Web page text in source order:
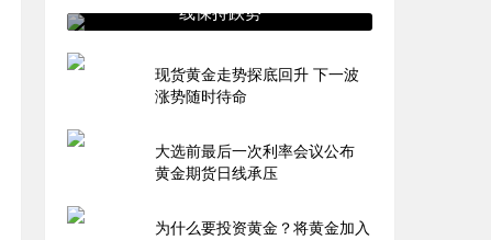
线保持跌势
现货黄金走势探底回升 下一波
涨势随时待命
大选前最后一次利率会议公布
黄金期货日线承压
为什么要投资黄金？将黄金加入